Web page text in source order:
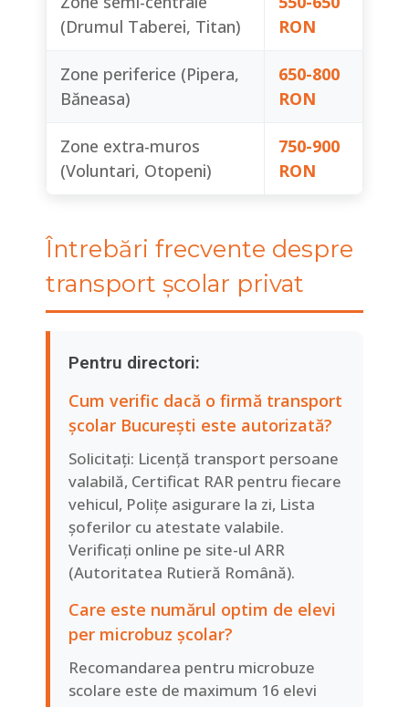
(Drumul Taberei, Titan)
RON
Zone periferice (Pipera,
Băneasa)
650-800
RON
Zone extra-muros
(Voluntari, Otopeni)
750-900
RON
Întrebări frecvente despre
transport școlar privat
Pentru directori:
Cum verific dacă o firmă transport
școlar București este autorizată?
Solicitați: Licență transport persoane
valabilă, Certificat RAR pentru fiecare
vehicul, Polițe asigurare la zi, Lista
șoferilor cu atestate valabile.
Verificați online pe site-ul ARR
(Autoritatea Rutieră Română).
Care este numărul optim de elevi
per microbuz școlar?
Recomandarea pentru microbuze
scolare este de maximum 16 elevi